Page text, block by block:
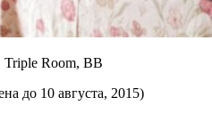
Triple Room, ВВ
до 10 августа, 2015)